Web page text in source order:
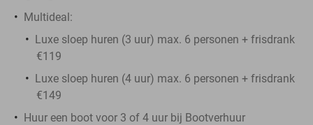
Multideal:
Luxe sloep huren (3 uur) max. 6 personen + frisdrank
€119
Luxe sloep huren (4 uur) max. 6 personen + frisdrank
€149
Huur een boot voor 3 of 4 uur bij Bootverhuur